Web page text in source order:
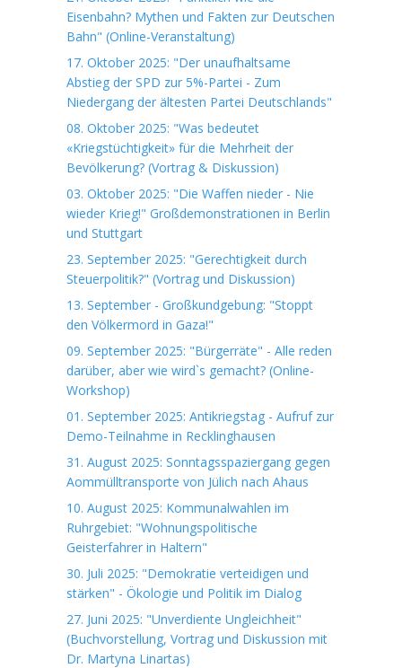
Eisenbahn? Mythen und Fakten zur Deutschen
Bahn" (Online-Veranstaltung)
17. Oktober 2025: "Der unaufhaltsame
Abstieg der SPD zur 5%-Partei - Zum
Niedergang der ältesten Partei Deutschlands"
08. Oktober 2025: "Was bedeutet
«Kriegstüchtigkeit» für die Mehrheit der
Bevölkerung? (Vortrag & Diskussion)
03. Oktober 2025: "Die Waffen nieder - Nie
wieder Krieg!" Großdemonstrationen in Berlin
und Stuttgart
23. September 2025: "Gerechtigkeit durch
Steuerpolitik?" (Vortrag und Diskussion)
13. September - Großkundgebung: "Stoppt
den Völkermord in Gaza!"
09. September 2025: "Bürgerräte" - Alle reden
darüber, aber wie wird`s gemacht? (Online-
Workshop)
01. September 2025: Antikriegstag - Aufruf zur
Demo-Teilnahme in Recklinghausen
31. August 2025: Sonntagsspaziergang gegen
Aommülltransporte von Jülich nach Ahaus
10. August 2025: Kommunalwahlen im
Ruhrgebiet: "Wohnungspolitische
Geisterfahrer in Haltern"
30. Juli 2025: "Demokratie verteidigen und
stärken" - Ökologie und Politik im Dialog
27. Juni 2025: "Unverdiente Ungleichheit"
(Buchvorstellung, Vortrag und Diskussion mit
Dr. Martyna Linartas)